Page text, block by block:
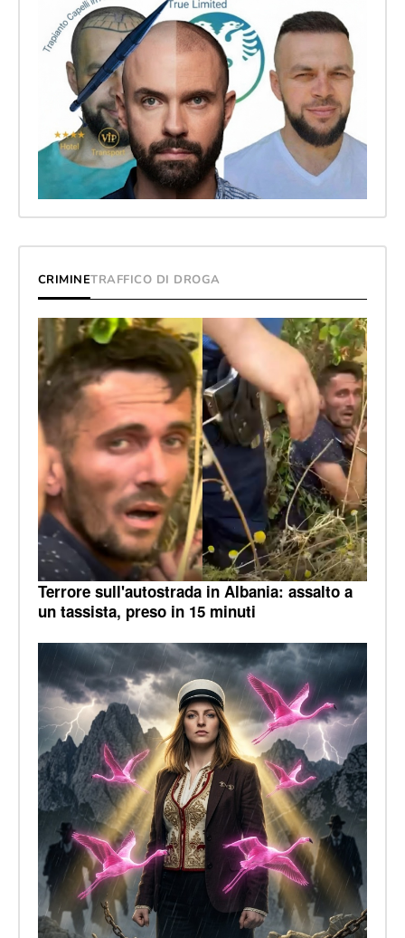
CRIMINETRAFFICO DI DROGA
Terrore sull'autostrada in Albania: assalto a
un tassista, preso in 15 minuti